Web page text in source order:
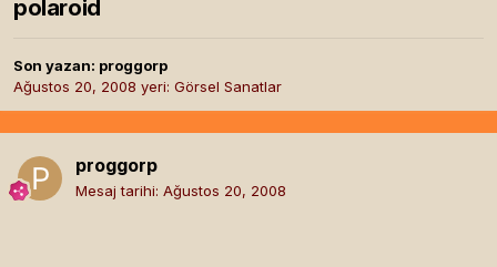
polaroid
Son yazan: proggorp
Ağustos 20, 2008 yeri: Görsel Sanatlar
proggorp
Mesaj tarihi: Ağustos 20, 2008